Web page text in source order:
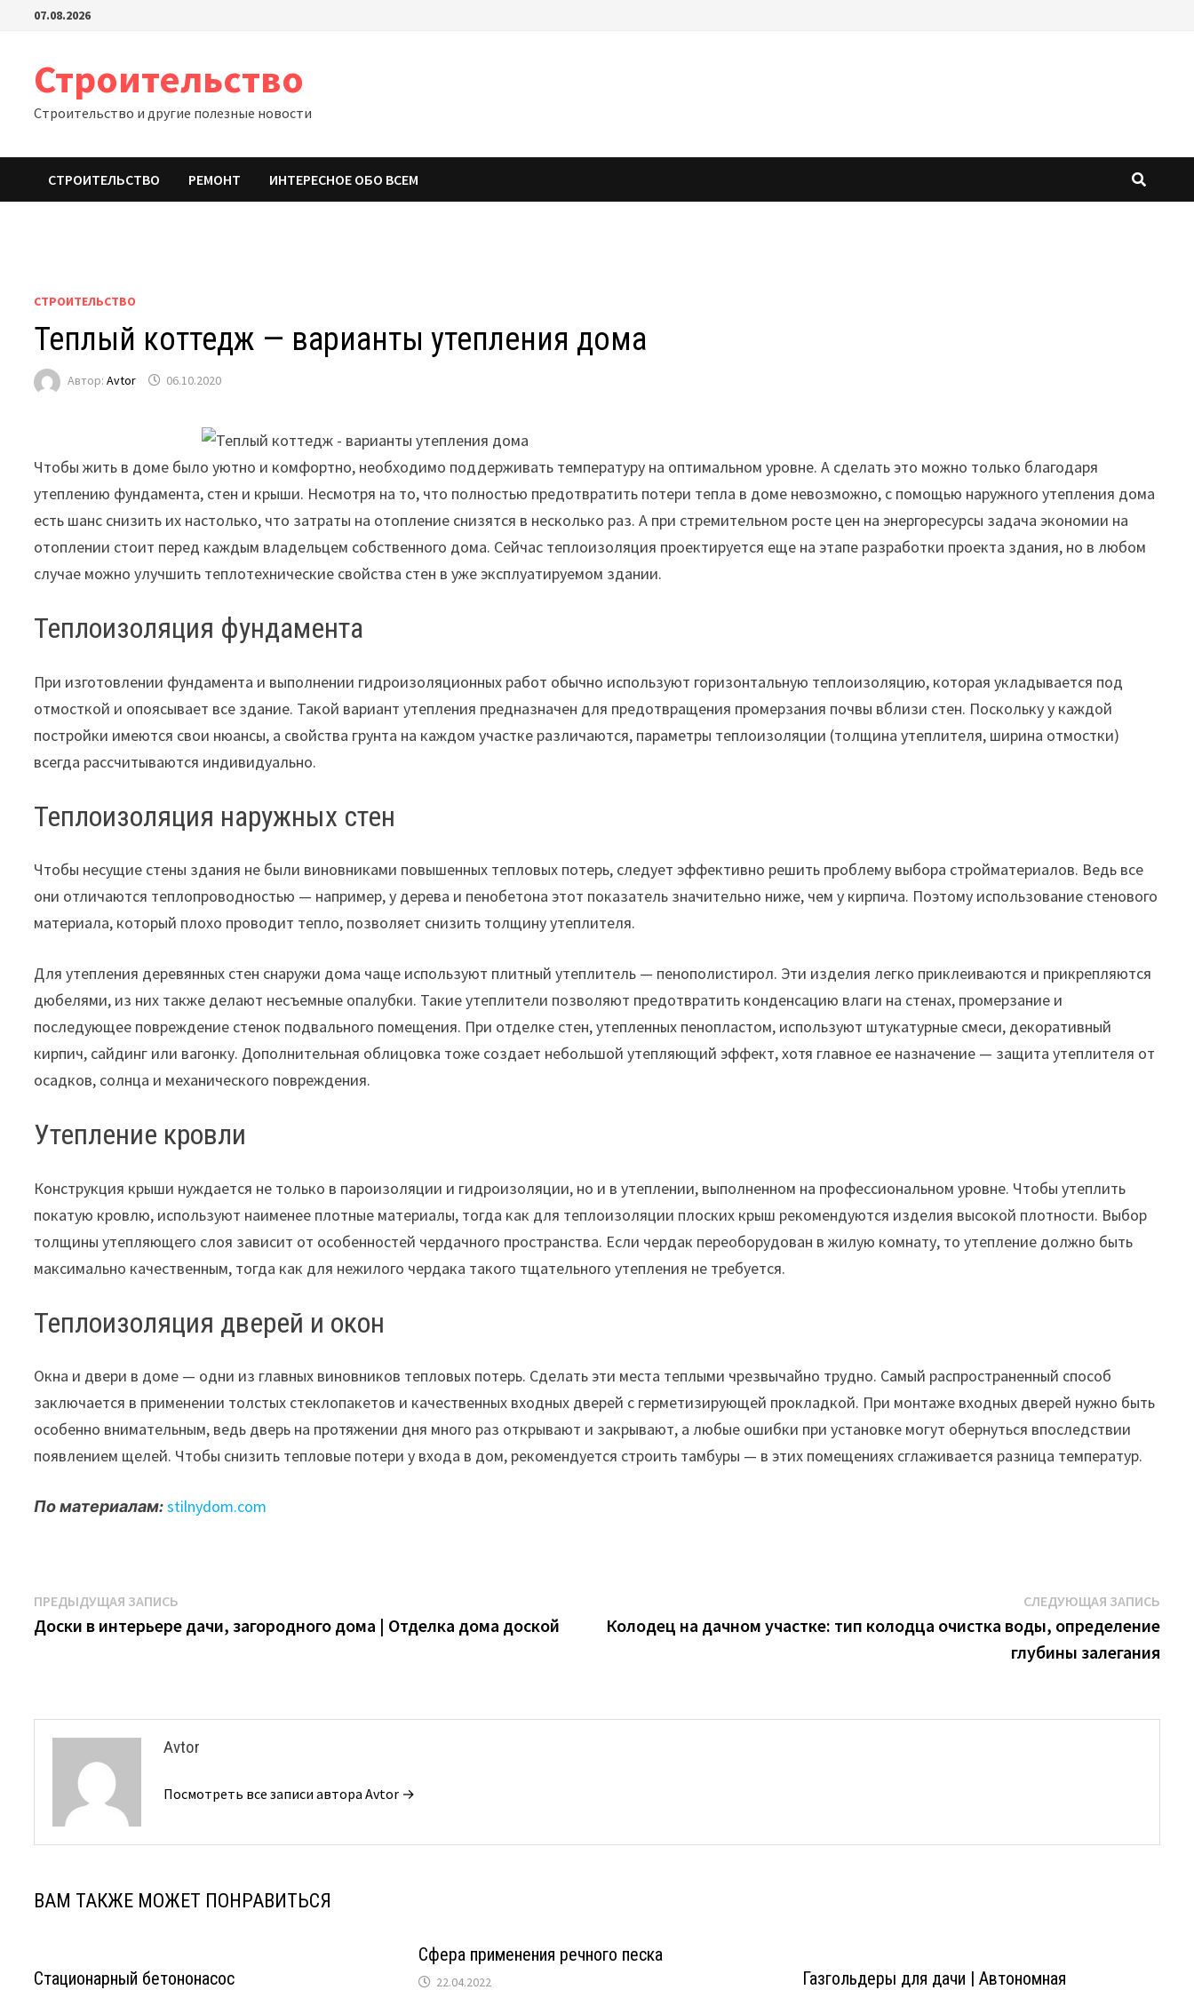
Перейти07.08.2026
Строительство
Строительство и другие полезные новости
СТРОИТЕЛЬСТВО РЕМОНТ ИНТЕРЕСНОЕ ОБО ВСЕМ
СТРОИТЕЛЬСТВО
Теплый коттедж — варианты утепления дома
Автор:Avtor 06.10.2020
Чтобы жить в доме было уютно и комфортно, необходимо поддерживать температуру на оптимальном уровне. А сделать это можно только благодаря
утеплению фундамента, стен и крыши. Несмотря на то, что полностью предотвратить потери тепла в доме невозможно, с помощью наружногоутепления дома
есть шанс снизить их настолько, что затраты на отопление снизятся в несколько раз. А при стремительном росте цен на энергоресурсы задача экономии на
отоплении стоит перед каждым владельцем собственного дома. Сейчас теплоизоляция проектируется еще на этапе разработки проекта здания, но в любом
случае можно улучшить теплотехнические свойства стен в уже эксплуатируемом здании.
Теплоизоляция фундамента
При изготовлении фундамента и выполнении гидроизоляционных работ обычно используют горизонтальную теплоизоляцию, которая укладывается под
отмосткой и опоясывает все здание. Такой вариант утепления предназначен для предотвращения промерзания почвы вблизи стен. Поскольку у каждой
постройки имеются свои нюансы, а свойства грунта на каждом участке различаются, параметры теплоизоляции (толщина утеплителя, ширина отмостки)
всегда рассчитываются индивидуально.
Теплоизоляция наружных стен
Чтобы несущие стены здания не были виновниками повышенных тепловых потерь, следует эффективно решить проблему выбора стройматериалов. Ведь все
они отличаются теплопроводностью — например, у дерева и пенобетона этот показатель значительно ниже, чем у кирпича. Поэтому использование стенового
материала, который плохо проводит тепло, позволяет снизить толщину утеплителя.
Для утепления деревянных стен снаружи дома чаще используют плитный утеплитель — пенополистирол. Эти изделия легко приклеиваются и прикрепляются
дюбелями, из них также делают несъемные опалубки. Такие утеплители позволяют предотвратить конденсацию влаги на стенах, промерзание и
последующее повреждение стенок подвального помещения. При отделке стен, утепленных пенопластом, используют штукатурные смеси, декоративный
кирпич, сайдинг или вагонку. Дополнительная облицовка тоже создает небольшой утепляющий эффект, хотя главное ее назначение — защита утеплителя от
осадков, солнца и механического повреждения.
Утепление кровли
Конструкция крыши нуждается не только в пароизоляции и гидроизоляции, но и в утеплении, выполненном на профессиональном уровне. Чтобы утеплить
покатую кровлю, используют наименее плотные материалы, тогда как для теплоизоляции плоских крыш рекомендуются изделия высокой плотности. Выбор
толщины утепляющего слоя зависит от особенностей чердачного пространства. Если чердак переоборудован в жилую комнату, то утепление должно быть
максимально качественным, тогда как для нежилого чердака такого тщательного утепления не требуется.
Теплоизоляция дверей и окон
Окна и двери в доме — одни из главных виновников тепловых потерь. Сделать эти места теплыми чрезвычайно трудно. Самый распространенный способ
заключается в применении толстых стеклопакетов и качественных входных дверей с герметизирующей прокладкой. При монтаже входных дверей нужно быть
особенно внимательным, ведь дверь на протяжении дня много раз открывают и закрывают, а любые ошибки при установке могут обернуться впоследствии
появлением щелей. Чтобы снизить тепловые потери у входа в дом, рекомендуется строить тамбуры — в этих помещениях сглаживается разница температур.
По материалам:stilnydom.com
Навигация
по
ПРЕДЫДУЩАЯ ЗАПИСЬ
запись:
Доски в интерьере дачи, загородного дома | Отделка дома доской
СЛЕДУЮЩАЯ ЗАПИСЬ
Колодец на дачном участке: тип колодца очистка воды, определение
глубины залегания
Avtor
Посмотреть все записи автора Avtor →
ВАМ ТАКЖЕ МОЖЕТ ПОНРАВИТЬСЯ
Стационарный бетононасос
Сфера применения речного песка
22.04.2022 Газгольдеры для дачи | Автономная